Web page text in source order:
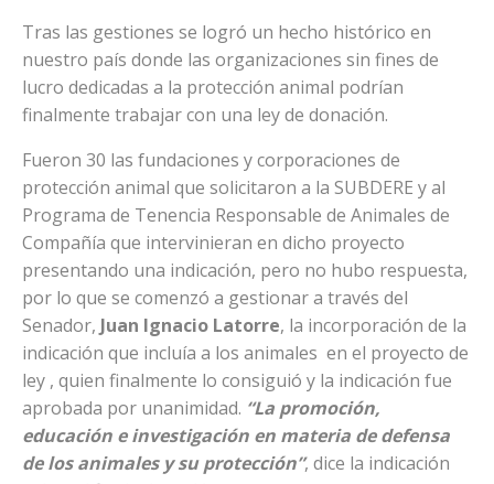
Tras las gestiones se logró un hecho histórico en
nuestro país donde las organizaciones sin fines de
lucro dedicadas a la protección animal podrían
finalmente trabajar con una ley de donación.
Fueron 30 las fundaciones y corporaciones de
protección animal que solicitaron a la SUBDERE y al
Programa de Tenencia Responsable de Animales de
Compañía que intervinieran en dicho proyecto
presentando una indicación, pero no hubo respuesta,
por lo que se comenzó a gestionar a través del
Senador, Juan Ignacio Latorre, la incorporación de la
indicación que incluía a los animales en el proyecto de
ley , quien finalmente lo consiguió y la indicación fue
aprobada por unanimidad. “La promoción,
educación e investigación en materia de defensa
de los animales y su protección”, dice la indicación